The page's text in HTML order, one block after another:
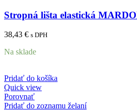
Stropná lišta elastická
38,43 € s DPH
Na sklade
Pridať do košíka
Quick view
Porovnať
Pridať do zoznamu želaní